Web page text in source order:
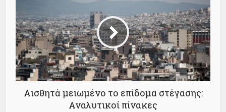
Αισθητά μειωμένο το επίδομα στέγασης:
Αναλυτικοί πίνακες